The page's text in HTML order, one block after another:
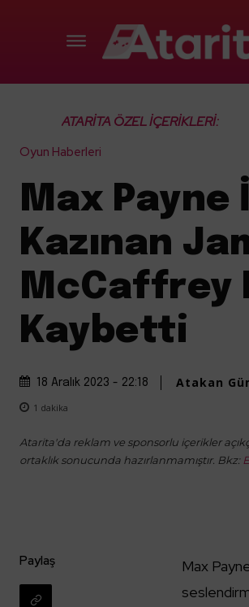
ATARİTA ÖZEL İÇERİKLERİ:
Oyun Haberleri
Max Payne
Kazınan
McCaffrey
Kaybetti
18 Aralık 2023 - 22:18 Atakan
1 dakika
Atarita'da reklam ve sponsorlu içerikler
ortaklık sonucunda hazırlanmamıştır. Bkz:
Paylaş
Max